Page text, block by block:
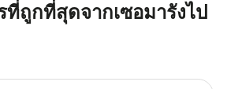
ที่ถูกที่สุดจากเซอมารังไป
างของคุณ (ต้นทางและ/หรือปลายทาง) หรื